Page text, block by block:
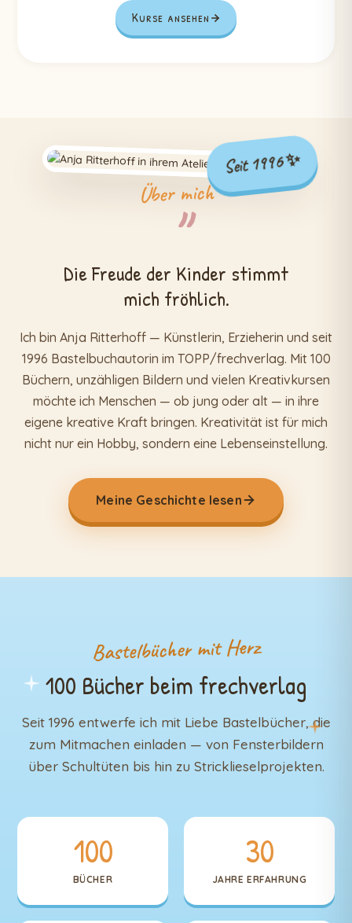
Kurse ansehen
Seit 1996 ✨
Über mich
Die Freude der Kinder stimmt
mich fröhlich.
Ich bin Anja Ritterhoff — Künstlerin, Erzieherin und seit
1996 Bastelbuchautorin im TOPP/frechverlag. Mit 100
Büchern, unzähligen Bildern und vielen Kreativkursen
möchte ich Menschen — ob jung oder alt — in ihre
eigene kreative Kraft bringen. Kreativität ist für mich
nicht nur ein Hobby, sondern eine Lebenseinstellung.
Meine Geschichte lesen
Bastelbücher mit Herz
100 Bücher beim frechverlag
Seit 1996 entwerfe ich mit Liebe Bastelbücher, die
zum Mitmachen einladen — von Fensterbildern
über Schultüten bis hin zu Stricklieselprojekten.
100
BÜCHER
30
JAHRE ERFAHRUNG